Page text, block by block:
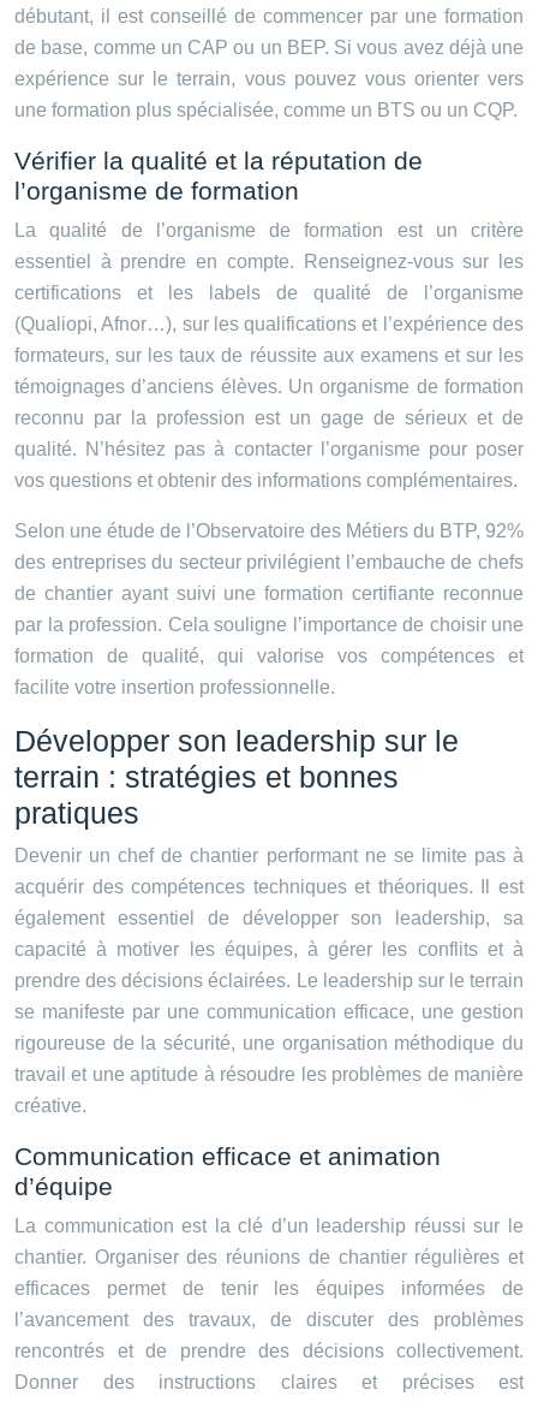
débutant, il est conseillé de commencer par une formation
de base, comme un CAP ou un BEP. Si vous avez déjà une
expérience sur le terrain, vous pouvez vous orienter vers
une formation plus spécialisée, comme un BTS ou un CQP.
Vérifier la qualité et la réputation de
l’organisme de formation
La qualité de l’organisme de formation est un critère
essentiel à prendre en compte. Renseignez-vous sur les
certifications et les labels de qualité de l’organisme
(Qualiopi, Afnor…), sur les qualifications et l’expérience des
formateurs, sur les taux de réussite aux examens et sur les
témoignages d’anciens élèves. Un organisme de formation
reconnu par la profession est un gage de sérieux et de
qualité. N’hésitez pas à contacter l’organisme pour poser
vos questions et obtenir des informations complémentaires.
Selon une étude de l’Observatoire des Métiers du BTP, 92%
des entreprises du secteur privilégient l’embauche de chefs
de chantier ayant suivi une formation certifiante reconnue
par la profession. Cela souligne l’importance de choisir une
formation de qualité, qui valorise vos compétences et
facilite votre insertion professionnelle.
Développer son leadership sur le
terrain : stratégies et bonnes
pratiques
Devenir un chef de chantier performant ne se limite pas à
acquérir des compétences techniques et théoriques. Il est
également essentiel de développer son leadership, sa
capacité à motiver les équipes, à gérer les conflits et à
prendre des décisions éclairées. Le leadership sur le terrain
se manifeste par une communication efficace, une gestion
rigoureuse de la sécurité, une organisation méthodique du
travail et une aptitude à résoudre les problèmes de manière
créative.
Communication efficace et animation
d’équipe
La communication est la clé d’un leadership réussi sur le
chantier. Organiser des réunions de chantier régulières et
efficaces permet de tenir les équipes informées de
l’avancement des travaux, de discuter des problèmes
rencontrés et de prendre des décisions collectivement.
Donner des instructions claires et précises est